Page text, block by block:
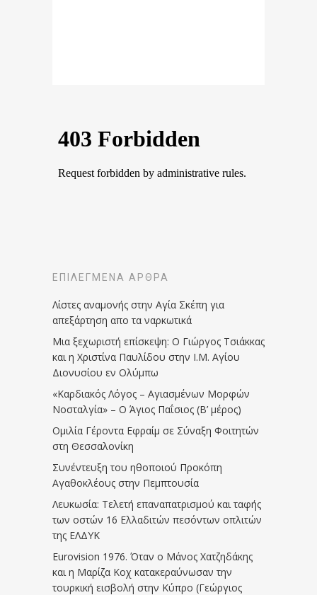
ΕΠΙΛΕΓΜΈΝΑ ΆΡΘΡΑ
Λίστες αναμονής στην Αγία Σκέπη για
απεξάρτηση απο τα ναρκωτικά
Μια ξεχωριστή επίσκεψη: Ο Γιώργος Τσιάκκας
και η Χριστίνα Παυλίδου στην Ι.Μ. Αγίου
Διονυσίου εν Ολύμπω
«Καρδιακός Λόγος – Αγιασμένων Μορφών
Νοσταλγία» – Ο Άγιος Παΐσιος (Β’ μέρος)
Ομιλία Γέροντα Εφραίμ σε Σύναξη Φοιτητών
στη Θεσσαλονίκη
Συνέντευξη του ηθοποιού Προκόπη
Αγαθοκλέους στην Πεμπτουσία
Λευκωσία: Τελετή επαναπατρισμού και ταφής
των οστών 16 Ελλαδιτών πεσόντων οπλιτών
της ΕΛΔΥΚ
Eurovision 1976. Όταν ο Μάνος Χατζηδάκης
και η Μαρίζα Κοχ κατακεραύνωσαν την
τουρκική εισβολή στην Κύπρο (Γεώργιος